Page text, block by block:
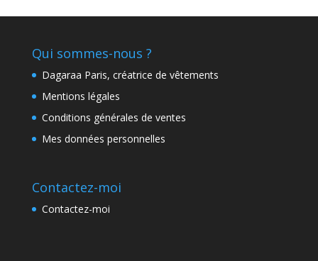
Qui sommes-nous ?
Dagaraa Paris, créatrice de vêtements
Mentions légales
Conditions générales de ventes
Mes données personnelles
Contactez-moi
Contactez-moi